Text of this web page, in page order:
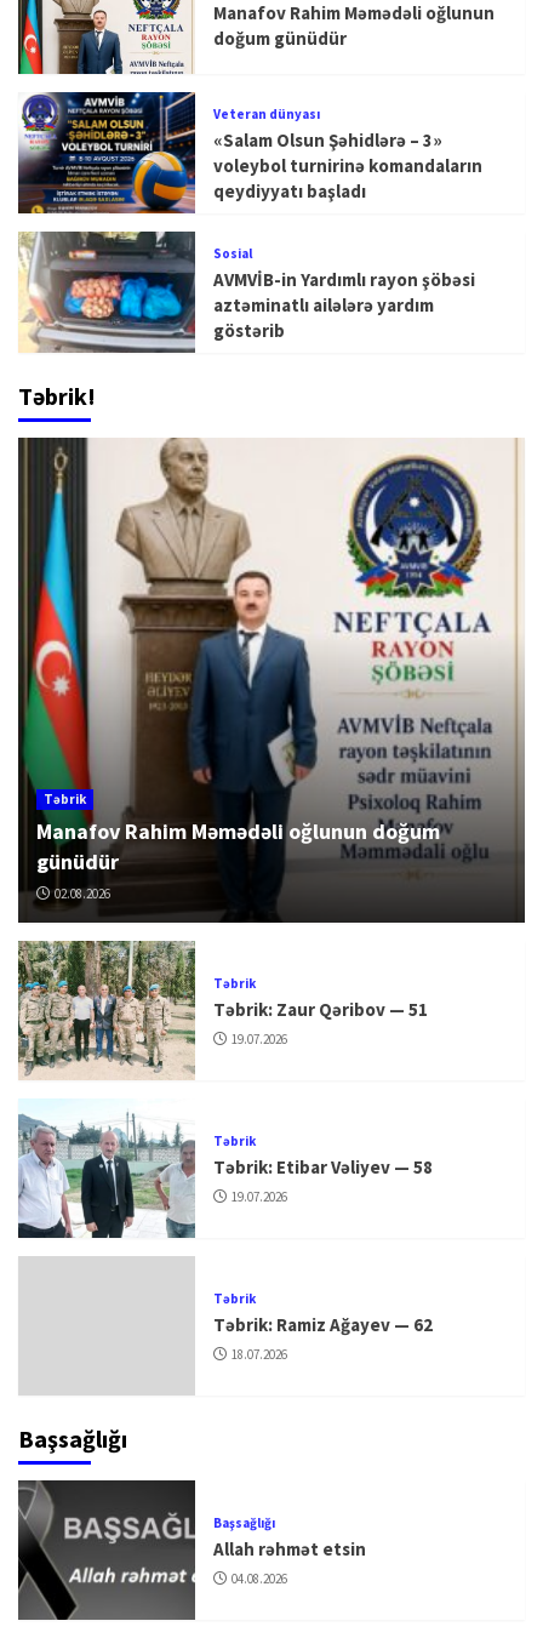
Manafov Rahim Məmədəli oğlunun
doğum günüdür
Veteran dünyası
«Salam Olsun Şəhidlərə – 3»
voleybol turnirinə komandaların
qeydiyyatı başladı
Sosial
AVMVİB-in Yardımlı rayon şöbəsi
aztəminatlı ailələrə yardım
göstərib
Təbrik!
Təbrik
Manafov Rahim Məmədəli oğlunun doğum
günüdür
02.08.2026
Təbrik
Təbrik: Zaur Qəribov — 51
19.07.2026
Təbrik
Təbrik: Etibar Vəliyev — 58
19.07.2026
Təbrik
Təbrik: Ramiz Ağayev — 62
18.07.2026
Başsağlığı
Başsağlığı
Allah rəhmət etsin
04.08.2026